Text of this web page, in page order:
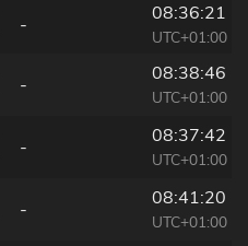
-
08:36:21
UTC+01:00
-
08:38:46
UTC+01:00
-
08:37:42
UTC+01:00
-
08:41:20
UTC+01:00